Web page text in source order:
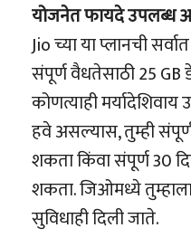
योजनेत फायदे उपलब्ध
Jio च्या या प्लानची
संपूर्ण वैधतेसाठी 25 GB
कोणत्याही
हवे असल्यास, तुम्ही
शकता किंवा संपूर्ण 30
शकता. जिओमध्ये
सुविधाही दिली जाते.